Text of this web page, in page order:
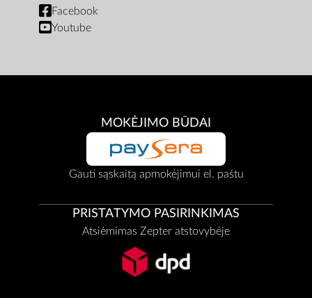
Facebook
Youtube
MOKĖJIMO BŪDAI
Gauti sąskaitą apmokėjimui el. paštu
PRISTATYMO PASIRINKIMAS
Atsiėmimas Zepter atstovybėje